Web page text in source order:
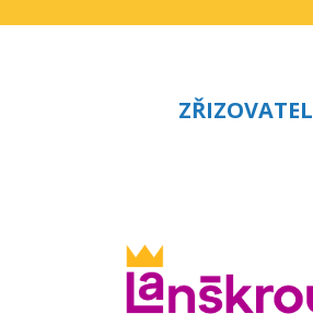
ZŘIZOVATEL